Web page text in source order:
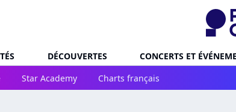
DÉCOUVERTES CONCERTS ET
Star Academy Charts français